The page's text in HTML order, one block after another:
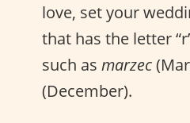
love, set your
that has the letter
such as marzec
(December).